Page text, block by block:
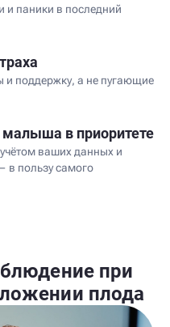
и паники в последний
и поддержку, а не пугающие
в приоритете
ваших данных и
в пользу самого
при
плода